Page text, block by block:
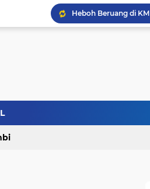
Bupati BBS